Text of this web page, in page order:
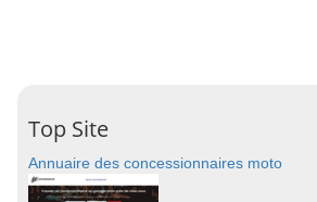
Top Site
Annuaire des concessionnaires moto